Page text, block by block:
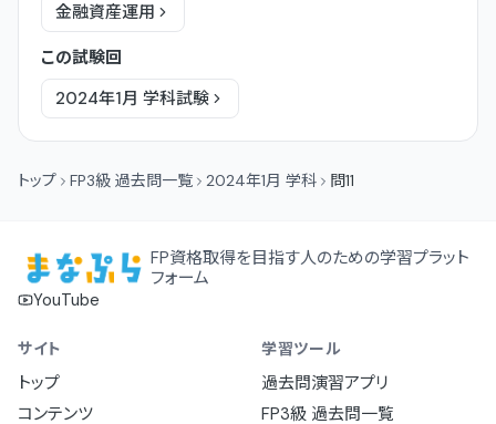
金融資産運用
この試験回
2024年1月 学科試験
トップ FP3級 過去問一覧 2024年1月 学科 問11
FP資格取得を目指す人のための学習プラット
フォーム
YouTube
サイト
トップ
コンテンツ
学習ツール
過去問演習アプリ
FP3級 過去問一覧